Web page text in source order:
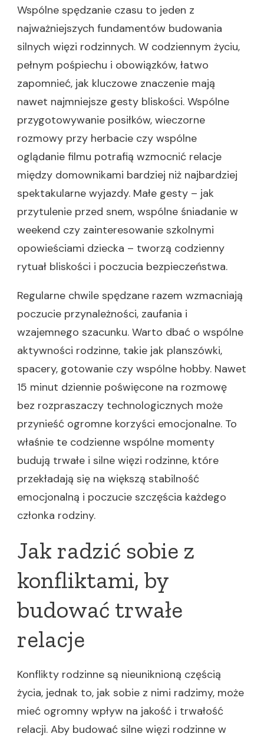
Wspólne spędzanie czasu to jeden z
najważniejszych fundamentów budowania
silnych więzi rodzinnych. W codziennym życiu,
pełnym pośpiechu i obowiązków, łatwo
zapomnieć, jak kluczowe znaczenie mają
nawet najmniejsze gesty bliskości. Wspólne
przygotowywanie posiłków, wieczorne
rozmowy przy herbacie czy wspólne
oglądanie filmu potrafią wzmocnić relacje
między domownikami bardziej niż najbardziej
spektakularne wyjazdy. Małe gesty – jak
przytulenie przed snem, wspólne śniadanie w
weekend czy zainteresowanie szkolnymi
opowieściami dziecka – tworzą codzienny
rytuał bliskości i poczucia bezpieczeństwa.
Regularne chwile spędzane razem wzmacniają
poczucie przynależności, zaufania i
wzajemnego szacunku. Warto dbać o wspólne
aktywności rodzinne, takie jak planszówki,
spacery, gotowanie czy wspólne hobby. Nawet
15 minut dziennie poświęcone na rozmowę
bez rozpraszaczy technologicznych może
przynieść ogromne korzyści emocjonalne. To
właśnie te codzienne wspólne momenty
budują trwałe i silne więzi rodzinne, które
przekładają się na większą stabilność
emocjonalną i poczucie szczęścia każdego
członka rodziny.
Jak radzić sobie z
konfliktami, by
budować trwałe
relacje
Konflikty rodzinne są nieuniknioną częścią
życia, jednak to, jak sobie z nimi radzimy, może
mieć ogromny wpływ na jakość i trwałość
relacji. Aby budować silne więzi rodzinne w